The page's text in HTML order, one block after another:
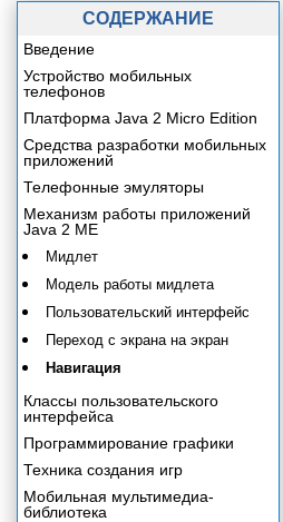
СОДЕРЖАНИЕ
Введение
Устройство мобильных
телефонов
Платформа Java 2 Micro Edition
Средства разработки мобильных
приложений
Телефонные эмуляторы
Механизм работы приложений
Java 2 ME
Мидлет
Модель работы мидлета
Пользовательский интерфейс
Переход с экрана на экран
Навигация
Классы пользовательского
интерфейса
Программирование графики
Техника создания игр
Мобильная мультимедиа-
библиотека